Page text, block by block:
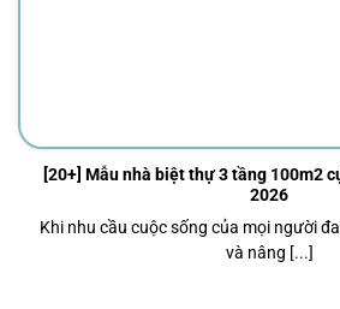
[20+] Mẫu nhà biệt thự 3 tầng 100m2
2026
Khi nhu cầu cuộc sống của mọi người
và nâng [...]